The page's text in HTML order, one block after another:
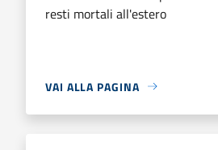
resti mortali all'estero
VAI ALLA PAGINA